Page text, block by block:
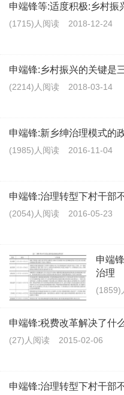
申端锋等:适度积极:乡村振
(1715)人阅读 2018-12-24
申端锋:乡村振兴的关键是
(2214)人阅读 2018-03-14
申端锋:新乡绅治理模式的
(1985)人阅读 2016-11-04
申端锋:治理转型下村干部
(2054)人阅读 2016-05-23
申端
治理
(1859)
申端锋:税费改革解决了什
(27)人阅读 2015-02-06
申端锋:治理转型下村干部